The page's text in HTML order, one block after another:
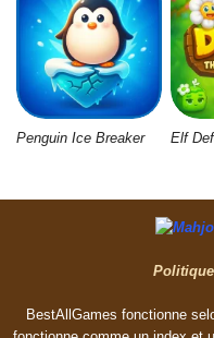
Penguin Ice Breaker Elf
BestAllGames fonctionne